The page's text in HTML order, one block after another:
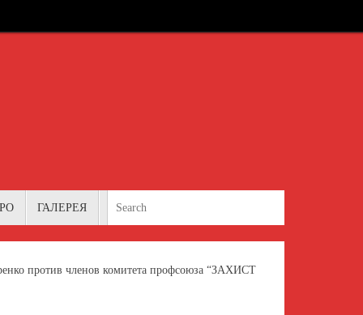
ГАЛЕРЕЯ
против членов комитета профсоюза “ЗАХИСТ